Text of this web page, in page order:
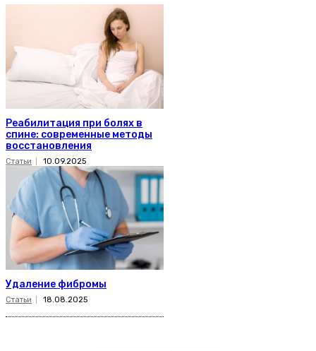
Реабилитация при болях в
спине: современные методы
восстановления
Статьи 10.09.2025
Удаление фибромы
Статьи 18.08.2025